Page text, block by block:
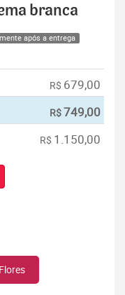
branca
após a entrega
R$ 679,00
R$749,00
R$ 1.150,00